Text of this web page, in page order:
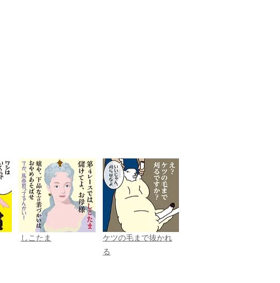
しこたま
ケツの毛まで抜かれ
る